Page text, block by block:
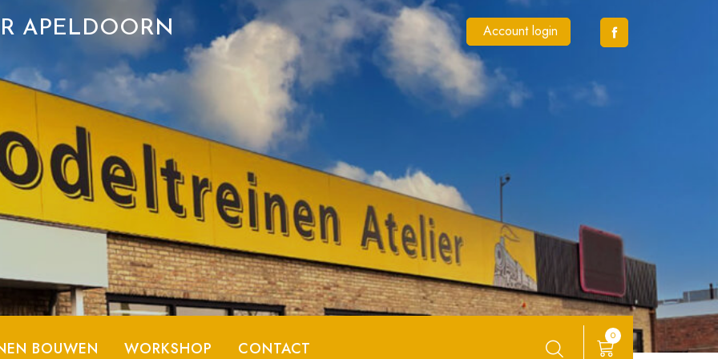
APELDOORN Account login
BOUWEN WORKSHOP CONTACT
0